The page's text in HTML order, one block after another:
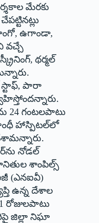
మేరకు
ఉగాండా,
వచ్చే
థర్మల్
స్టాఫ్, పారా
24 గంటలపాటు
హాస్పిటల్‌లో
నోడల్
శాంపిల్స్
(ఎనఐవీ)
ఉన్న దేశాల
రోజులపాటు
జిల్లా నిఘా